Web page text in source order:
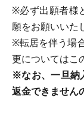
※必ず出願者様
願をお願いいた
※転居を伴う場
更についてはこ
※なお、一旦納
返金できません